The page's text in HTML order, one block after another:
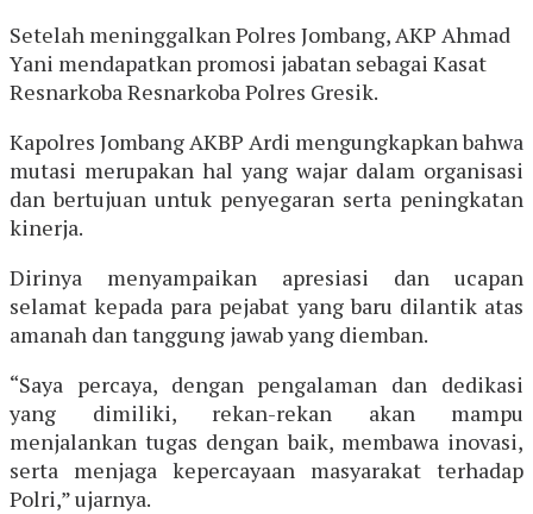
Setelah meninggalkan Polres Jombang, AKP Ahmad
Yani mendapatkan promosi jabatan sebagai Kasat
Resnarkoba Resnarkoba Polres Gresik.
Kapolres Jombang AKBP Ardi mengungkapkan bahwa
mutasi merupakan hal yang wajar dalam organisasi
dan bertujuan untuk penyegaran serta peningkatan
kinerja.
Dirinya menyampaikan apresiasi dan ucapan
selamat kepada para pejabat yang baru dilantik atas
amanah dan tanggung jawab yang diemban.
“Saya percaya, dengan pengalaman dan dedikasi
yang dimiliki, rekan-rekan akan mampu
menjalankan tugas dengan baik, membawa inovasi,
serta menjaga kepercayaan masyarakat terhadap
Polri,” ujarnya.